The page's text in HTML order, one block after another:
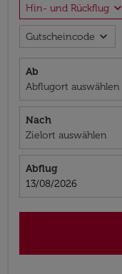
Hin- und Rückflug expand_more
Gutscheincode expand_more
Ab
Abflugort auswählen
Nach
Zielort auswählen
Abflug
fc-booking-
13/08/2026